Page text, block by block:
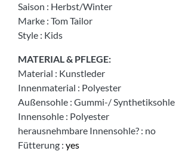
Saison : Herbst/Winter
Marke : Tom Tailor
Style : Kids
MATERIAL & PFLEGE:
Material : Kunstleder
Innenmaterial : Polyester
Außensohle : Gummi-/ Synthetiksohle
Innensohle : Polyester
herausnehmbare Innensohle? : no
Fütterung : yes